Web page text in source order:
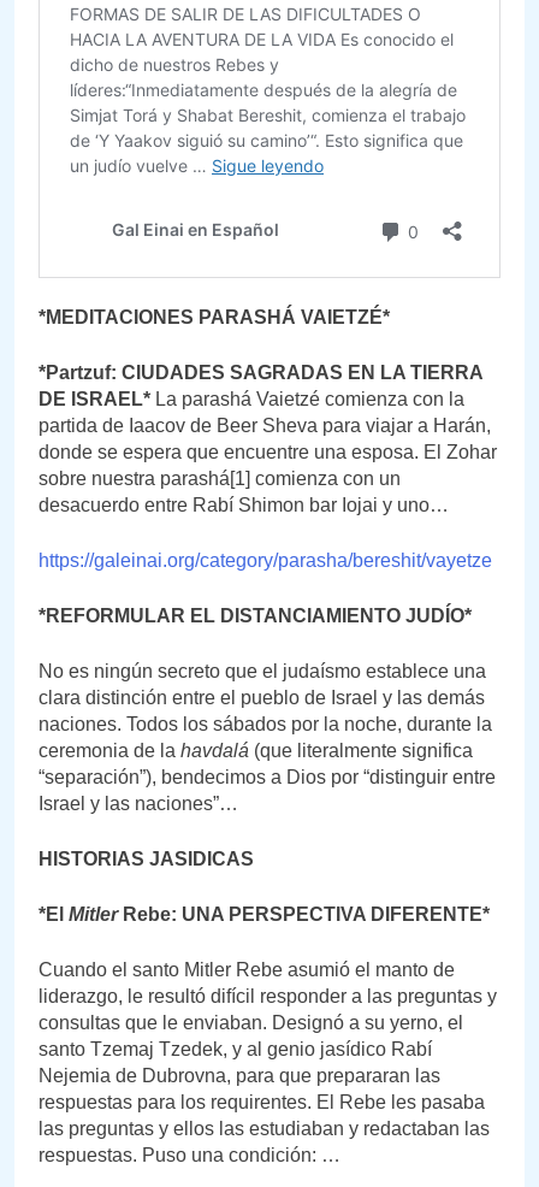
*MEDITACIONES PARASHÁ VAIETZÉ*
*Partzuf: CIUDADES SAGRADAS EN LA TIERRA
DE ISRAEL* La parashá Vaietzé comienza con la
partida de Iaacov de Beer Sheva para viajar a Harán,
donde se espera que encuentre una esposa. El Zohar
sobre nuestra parashá[1] comienza con un
desacuerdo entre Rabí Shimon bar Iojai y uno…
https://galeinai.org/category/parasha/bereshit/vayetze
*REFORMULAR EL DISTANCIAMIENTO JUDÍO*
No es ningún secreto que el judaísmo establece una
clara distinción entre el pueblo de Israel y las demás
naciones. Todos los sábados por la noche, durante la
ceremonia de la havdalá (que literalmente significa
“separación”), bendecimos a Dios por “distinguir entre
Israel y las naciones”…
HISTORIAS JASIDICAS
*El MitlerRebe: UNA PERSPECTIVA DIFERENTE*
Cuando el santo Mitler Rebe asumió el manto de
liderazgo, le resultó difícil responder a las preguntas y
consultas que le enviaban. Designó a su yerno, el
santo Tzemaj Tzedek, y al genio jasídico Rabí
Nejemia de Dubrovna, para que prepararan las
respuestas para los requirentes. El Rebe les pasaba
las preguntas y ellos las estudiaban y redactaban las
respuestas. Puso una condición: …